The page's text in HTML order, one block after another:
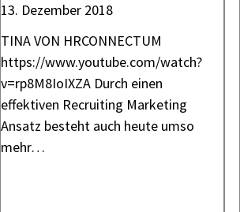
13. Dezember 2018
TINA VON HRCONNECTUM
https://www.youtube.com/watch?
v=rp8M8IoIXZA Durch einen
effektiven Recruiting Marketing
Ansatz besteht auch heute umso
mehr…